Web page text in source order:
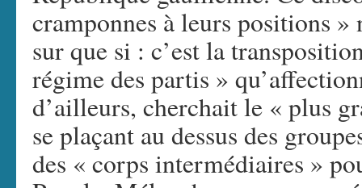
cramponnes à leurs positions
sur que si : c’est la
régime des partis »
d’ailleurs, cherchait le « plus
se plaçant au dessus des
des « corps intermédiaires »